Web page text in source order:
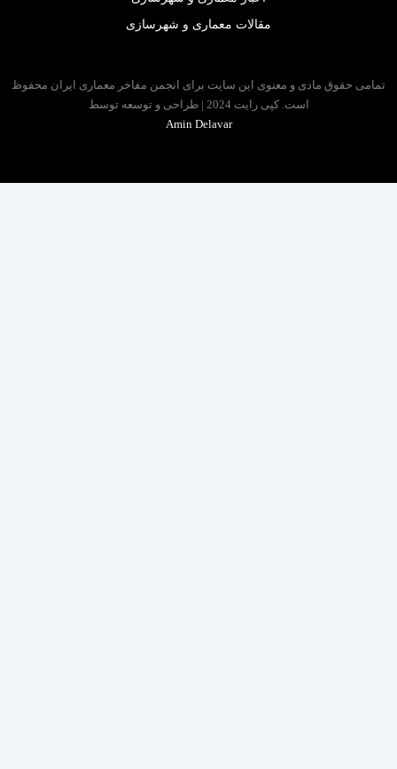
مقالات معماری و شهرسازی
حقوق مادی و معنوی این سایت برای انجمن مفاخر معماری ایران محفوظ
است. کپی رایت 2024 | طراحی و توسعه توسط
Amin Delavar